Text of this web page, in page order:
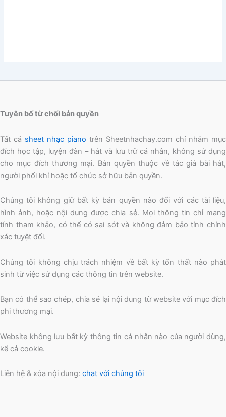
Tuyên bố từ chối bản quyền
Tất cả sheet nhạc piano trên Sheetnhachay.com chỉ nhằm mục
đích học tập, luyện đàn – hát và lưu trữ cá nhân, không sử dụng
cho mục đích thương mại. Bản quyền thuộc về tác giả bài hát,
người phối khí hoặc tổ chức sở hữu bản quyền.
Chúng tôi không giữ bất kỳ bản quyền nào đối với các tài liệu,
hình ảnh, hoặc nội dung được chia sẻ. Mọi thông tin chỉ mang
tính tham khảo, có thể có sai sót và không đảm bảo tính chính
xác tuyệt đối.
Chúng tôi không chịu trách nhiệm về bất kỳ tổn thất nào phát
sinh từ việc sử dụng các thông tin trên website.
Bạn có thể sao chép, chia sẻ lại nội dung từ website với mục đích
phi thương mại.
Website không lưu bất kỳ thông tin cá nhân nào của người dùng,
kể cả cookie.
Liên hệ & xóa nội dung: chat với chúng tôi